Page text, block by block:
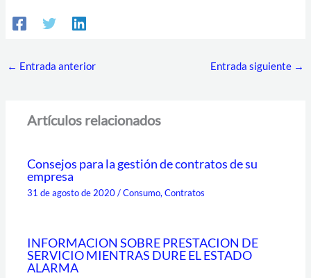
← Entrada anterior Entrada siguiente →
Artículos relacionados
Consejos para la gestión de contratos de su
empresa
31 de agosto de 2020/Consumo,Contratos
INFORMACION SOBRE PRESTACION DE
SERVICIO MIENTRAS DURE EL ESTADO
ALARMA